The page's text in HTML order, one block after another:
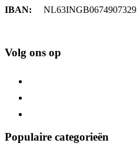
IBAN: NL63INGB0674907329
Volg ons op
Populaire categorieën